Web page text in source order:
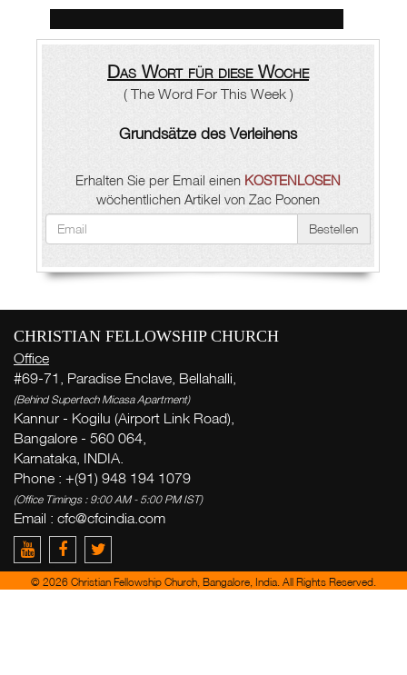
Das Wort für diese Woche
( The Word For This Week )
Grundsätze des Verleihens
Erhalten Sie per Email einen KOSTENLOSEN
wöchentlichen Artikel von Zac Poonen
Bestellen
CHRISTIAN FELLOWSHIP CHURCH
Office
#69-71, Paradise Enclave, Bellahalli,
(Behind Supertech Micasa Apartment)
Kannur - Kogilu (Airport Link Road),
Bangalore - 560 064,
Karnataka, INDIA.
Phone : +(91) 948 194 1079
(Office Timings : 9:00 AM - 5:00 PM IST)
Email : cfc@cfcindia.com
© 2026 Christian Fellowship Church, Bangalore, India. All Rights Reserved.